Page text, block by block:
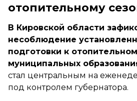
отопительному
В Кировской области
несоблюдение
подготовки к
муниципальных
стал центральным на
под контролем губернатора.